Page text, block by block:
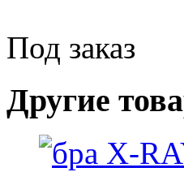
Под заказ
Другие